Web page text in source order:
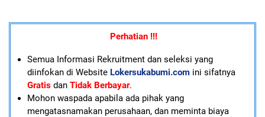
Perhatian !!!
Semua Informasi Rekruitment dan seleksi yang
diinfokan di Website Lokersukabumi.comini sifatnya
Gratisdan Tidak Berbayar.
Mohon waspada apabila ada pihak yang
mengatasnamakan perusahaan, dan meminta biaya